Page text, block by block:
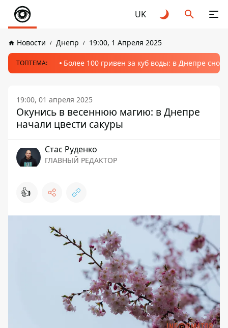
UK
Новости Днепр 19:00, 1 Апреля 2025
ТОПТЕМА: Более 100 гривен за куб воды: в Днепре
19:00, 01 апреля 2025
Окунись в весеннюю магию: в Днепре
начали цвести сакуры
Стаc Руденко
ГЛАВНЫЙ РЕДАКТОР
👍